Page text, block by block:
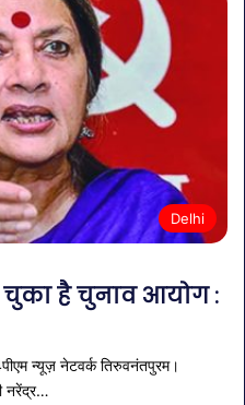
Delhi
चुका है चुनाव आयोग :
न्यूज़ नेटवर्क तिरुवनंतपुरम।
नरेंद्र…